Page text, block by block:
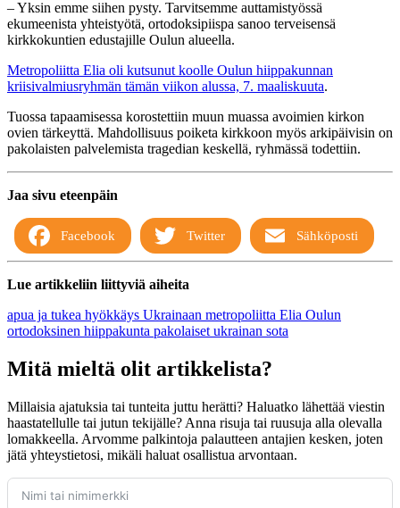
– Yksin emme siihen pysty. Tarvitsemme auttamistyössä
ekumeenista yhteistyötä, ortodoksipiispa sanoo terveisensä
kirkkokuntien edustajille Oulun alueella.
Metropoliitta Elia oli kutsunut koolle Oulun hiippakunnan
kriisivalmiusryhmän tämän viikon alussa, 7. maaliskuuta.
Tuossa tapaamisessa korostettiin muun muassa avoimien kirkon
ovien tärkeyttä. Mahdollisuus poiketa kirkkoon myös arkipäivisin on
pakolaisten palvelemista tragedian keskellä, ryhmässä todettiin.
Jaa sivu eteenpäin
Facebook Twitter Sähköposti
Lue artikkeliin liittyviä aiheita
apua ja tukea hyökkäys Ukrainaan metropoliitta Elia Oulun
ortodoksinen hiippakunta pakolaisetukrainan sota
Mitä mieltä olit artikkelista?
Millaisia ajatuksia tai tunteita juttu herätti? Haluatko lähettää viestin
haastatellulle tai jutun tekijälle? Anna risuja tai ruusuja alla olevalla
lomakkeella. Arvomme palkintoja palautteen antajien kesken, joten
jätä yhteystietosi, mikäli haluat osallistua arvontaan.